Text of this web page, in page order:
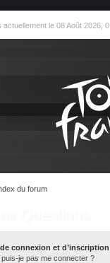
actuellement le 08 Août 2026,
du forum
connexion et d’inscription
puis-je pas me connecter ?